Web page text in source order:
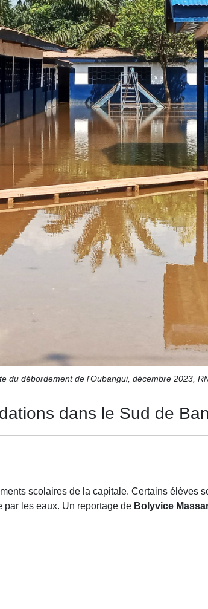
du débordement de l'Oubangui, décembre 2023,
dans le Sud de
scolaires de la capitale. Certains élèves
par les eaux. Un reportage de Bolyvice